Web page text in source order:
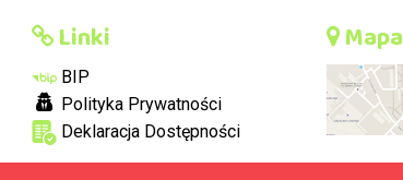
Linki
BIP
Polityka Prywatności
Deklaracja Dostępności
Mapa